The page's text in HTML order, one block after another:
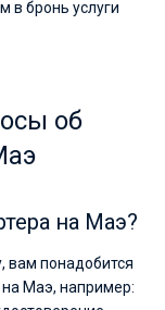
в бронь услуги
об
на Маэ?
вам понадобится
Маэ, например: